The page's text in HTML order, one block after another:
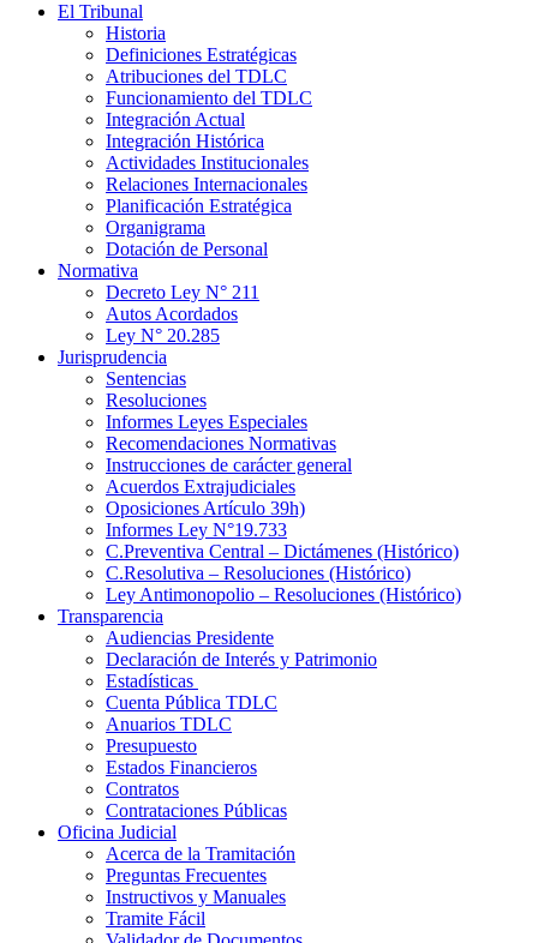
El Tribunal
Historia
Definiciones Estratégicas
Atribuciones del TDLC
Funcionamiento del TDLC
Integración Actual
Integración Histórica
Actividades Institucionales
Relaciones Internacionales
Planificación Estratégica
Organigrama
Dotación de Personal
Normativa
Decreto Ley N° 211
Autos Acordados
Ley N° 20.285
Jurisprudencia
Sentencias
Resoluciones
Informes Leyes Especiales
Recomendaciones Normativas
Instrucciones de carácter general
Acuerdos Extrajudiciales
Oposiciones Artículo 39h)
Informes Ley N°19.733
C.Preventiva Central – Dictámenes (Histórico)
C.Resolutiva – Resoluciones (Histórico)
Ley Antimonopolio – Resoluciones (Histórico)
Transparencia
Audiencias Presidente
Declaración de Interés y Patrimonio
Estadísticas
Cuenta Pública TDLC
Anuarios TDLC
Presupuesto
Estados Financieros
Contratos
Contrataciones Públicas
Oficina Judicial
Acerca de la Tramitación
Preguntas Frecuentes
Instructivos y Manuales
Tramite Fácil